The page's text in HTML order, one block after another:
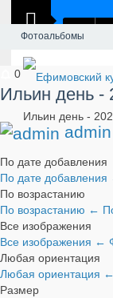
Ильин день -
Фотоальбомы
0
Ильин день -
admin
По дате добавления
По дате добавления
По возрастанию
По возрастанию ←
Все изображения
Все изображения ←
Любая ориентация
Любая ориентация ←
Размер